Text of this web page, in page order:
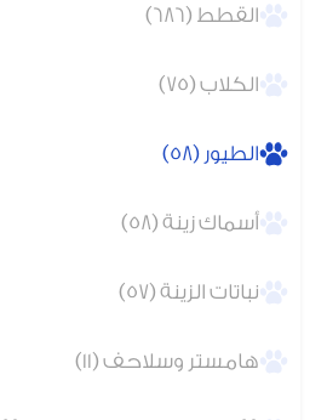
القطط (686)
الكلاب (75)
الطيور (58)
أسماك زينة (58)
نباتات الزينة (57)
هامستر وسلاحف (11)